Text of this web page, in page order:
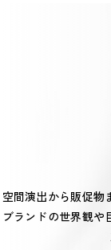
空間演出から販促物
ブランドの世界観や